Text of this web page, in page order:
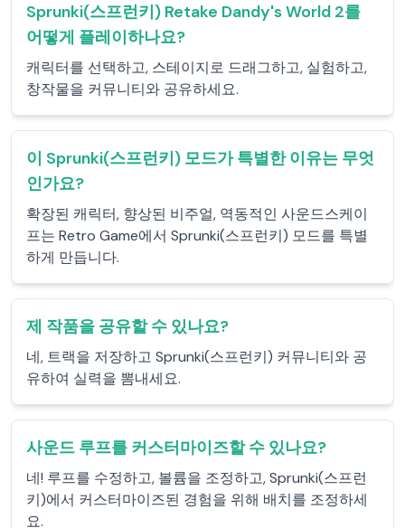
Sprunki(스프런키) Retake Dandy's World 2를
어떻게 플레이하나요?
캐릭터를 선택하고, 스테이지로 드래그하고, 실험하고,
창작물을 커뮤니티와 공유하세요.
이 Sprunki(스프런키) 모드가 특별한 이유는 무엇
인가요?
확장된 캐릭터, 향상된 비주얼, 역동적인 사운드스케이
프는 Retro Game에서 Sprunki(스프런키) 모드를 특별
하게 만듭니다.
제 작품을 공유할 수 있나요?
네, 트랙을 저장하고 Sprunki(스프런키) 커뮤니티와 공
유하여 실력을 뽐내세요.
사운드 루프를 커스터마이즈할 수 있나요?
네! 루프를 수정하고, 볼륨을 조정하고, Sprunki(스프런
키)에서 커스터마이즈된 경험을 위해 배치를 조정하세
요.